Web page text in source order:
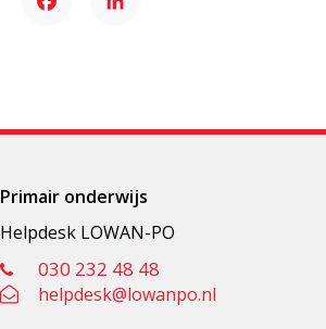
FacebookLinkedIn
Primair onderwijs
Helpdesk LOWAN-PO
030 232 48 48
helpdesk@lowanpo.nl